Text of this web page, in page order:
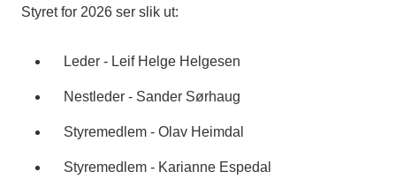
Styret for 2026 ser slik ut:
Leder - Leif Helge Helgesen
Nestleder - Sander Sørhaug
Styremedlem - Olav Heimdal
Styremedlem - Karianne Espedal